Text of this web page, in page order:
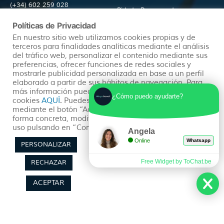
(+34) 602 259 028
Mapa Web
Pide tu Presupuesto
Productos
Ofertas
Viajes Organizados
Lunas de Miel
Circuitos en Autocar
Políticas
Condiciones Generales
Política de Cookies
Políticas de Privacidad
En nuestro sitio web utilizamos cookies propias y de
terceros para finalidades analíticas mediante el análisis
del tráfico web, personalizar el contenido mediante sus
preferencias, ofrecer funciones de redes sociales y
mostrarle publicidad personalizada en base a un perfil
elaborado a partir de sus hábitos de navegación. Para
más información puedes consultar nuestra política de
cookies AQUÍ. Puedes aceptar todas las cookies
mediante el botón “Aceptar” o puedes aceptarlas de
forma concreta, modificar su selección o rechazar su
uso pulsando en “Configuración de Privacidad”.
PERSONALIZAR
RECHAZAR
ACEPTAR
¿Cómo puedo ayudarte?
Angela
Online Whatsapp
Free Widget by ToChat.be